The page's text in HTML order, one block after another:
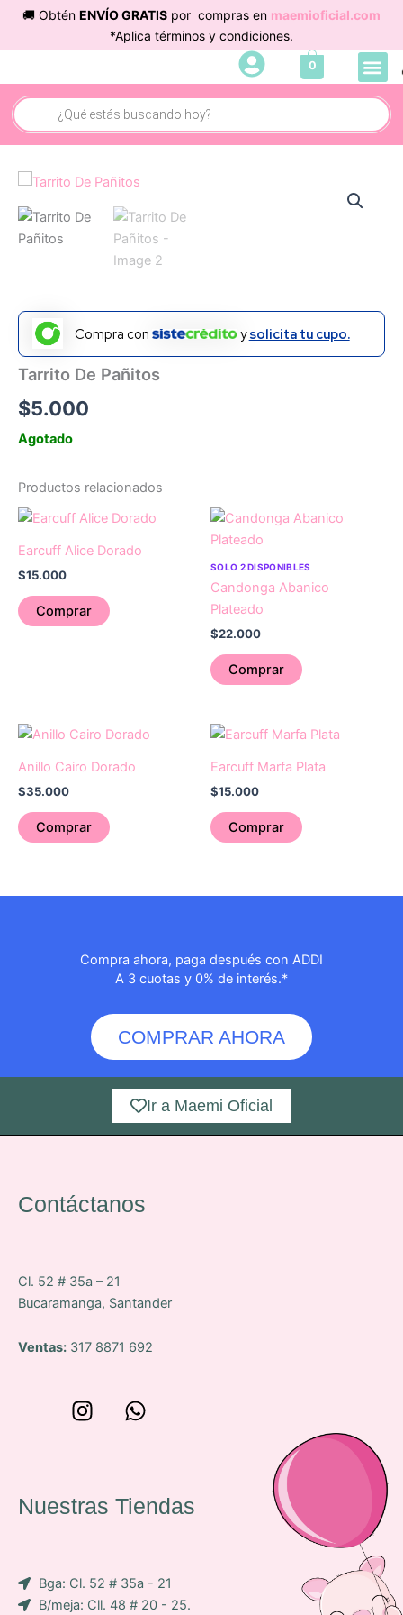
contenido
🚚 Obtén ENVÍO GRATIS por compras en maemioficial.com
*Aplica términos y condiciones.
0
Búsqueda
de
productos
Compra con ysolicita tu cupo.
Tarrito De Pañitos
$5.000
Agotado
Productos relacionados
Earcuff Alice Dorado
$15.000
Comprar
SOLO 2 DISPONIBLES
Candonga Abanico
Plateado
$22.000
Comprar
Anillo Cairo Dorado
$35.000
Comprar
Earcuff Marfa Plata
$15.000
Comprar
Compra ahora, paga después con ADDI
A 3 cuotas y 0% de interés.*
COMPRAR AHORA
Ir a Maemi Oficial
Contáctanos
Cl. 52 # 35a – 21
Bucaramanga, Santander
Ventas: 317 8871 692
e
p
c
I
a
g
m
W
s
a
Nuestras Tiendas
Bga: Cl. 52 # 35a - 21
B/meja: Cll. 48 # 20 - 25.